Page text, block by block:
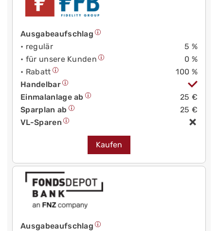
Ausgabeaufschlag
• regulär
5 %
• für unsere Kunden
0 %
• Rabatt
100 %
Handelbar
Einmalanlage ab
25 €
Sparplan ab
25 €
VL-Sparen
Kaufen
Ausgabeaufschlag